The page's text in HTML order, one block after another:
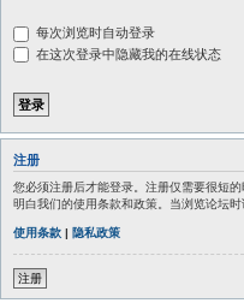
每次浏览时自动登录
在这次登录中隐藏我的在线状态
注册
您必须注册后才能登录。注册仅需要很短
明白我们的使用条款和政策。当浏览论坛时
使用条款 | 隐私政策
注册